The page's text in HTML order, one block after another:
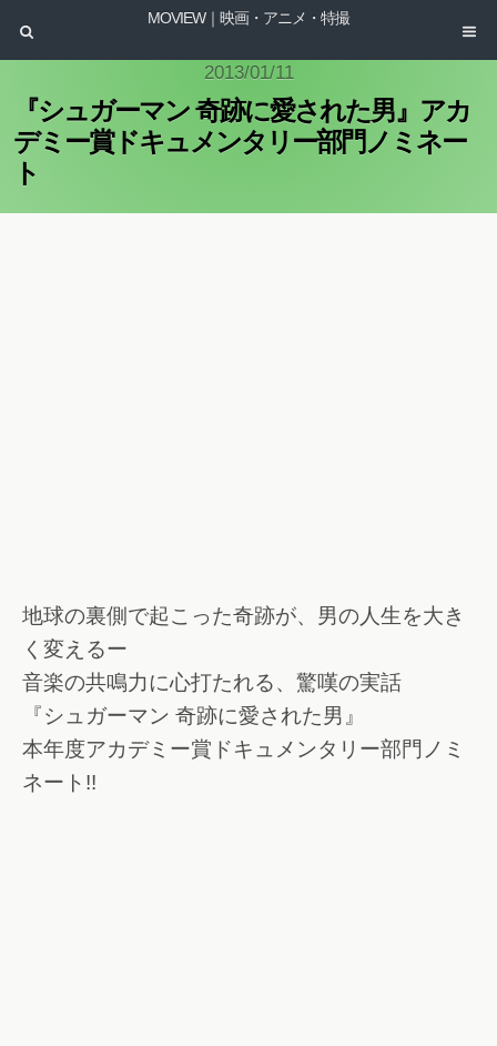
MOVIEW｜映画・アニメ・特撮
2013/01/11
『シュガーマン 奇跡に愛された男』アカ
デミー賞ドキュメンタリー部門ノミネー
ト
地球の裏側で起こった奇跡が、男の人生を大き
く変えるー
音楽の共鳴力に心打たれる、驚嘆の実話
『シュガーマン 奇跡に愛された男』
本年度アカデミー賞ドキュメンタリー部門ノミ
ネート!!